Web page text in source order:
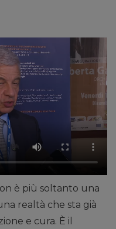
è più soltanto una
realtà che sta già
e cura. È il